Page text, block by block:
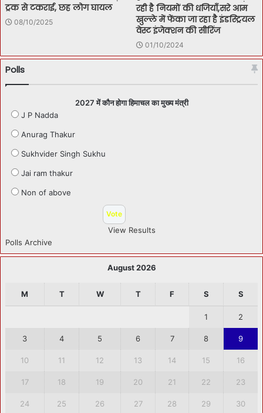
ट्रक से टकराई, छह लोग घायल
08/10/2025
रही है नियमों की धजियाँ,सरे आम
खुल्ले में फेंका जा रहा है इंडस्ट्रियल
वेस्ट इंजेक्शन की सीरिंज
01/10/2024
Polls
2027 में कौन होगा हिमाचल का मुख्य मंत्री
J P Nadda
Anurag Thakur
Sukhvider Singh Sukhu
Jai ram thakur
Non of above
View Results
Polls Archive
August 2026
M T W T F S S
1 2
3 4 5 6 7 8 9
10 11 12 13 14 15 16
17 18 19 20 21 22 23
24 25 26 27 28 29 30